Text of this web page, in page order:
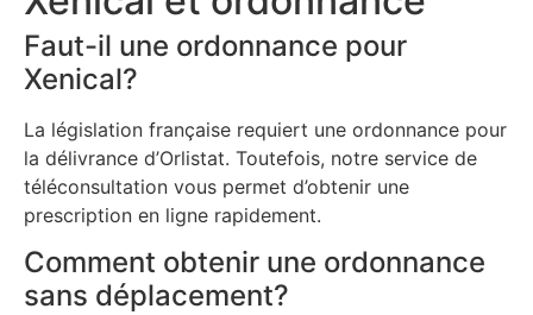
Faut-il une ordonnance pour
Xenical?
La législation française requiert une ordonnance pour
la délivrance d’Orlistat. Toutefois, notre service de
téléconsultation vous permet d’obtenir une
prescription en ligne rapidement.
Comment obtenir une ordonnance
sans déplacement?